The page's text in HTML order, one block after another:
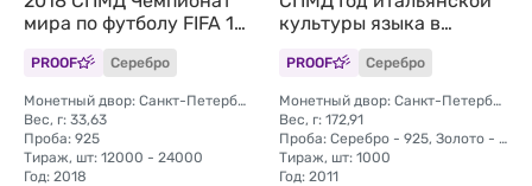
мира по футболу FIFA 12
монет + марки
PROOF Серебро
Монетный двор: Санкт-Петербургский (СПМД)
Вес, г: 33,63
Проба: 925
Тираж, шт: 12000 - 24000
Год: 2018
культуры языка в
России Италия
PROOF Серебро
Монетный двор: Санкт-Петербургский (СПМД)
Вес, г: 172,91
Проба: Серебро - 925, Золото - 999
Тираж, шт: 1000
Год: 2011